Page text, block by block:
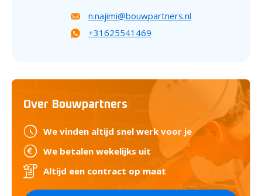
n.najimi@bouwpartners.nl
+31625541469
Over Bouwpartners
We vinden altijd snel werk voor je
We betalen wekelijks uit
Altijd een contract op maat